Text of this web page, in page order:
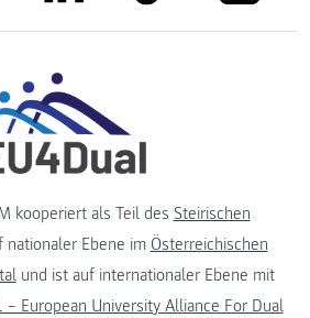
kooperiert als Teil des Steirischen
nationaler Ebene im Österreichischen
und ist auf internationaler Ebene mit
– European University Alliance For Dual